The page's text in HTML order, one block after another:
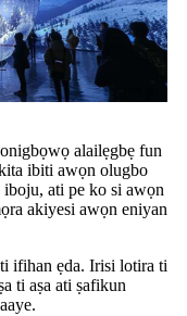
alailẹgbẹ fun
ibiti awọn olugbo
ati pe ko si awọn
akiyesi awọn eniyan
ifihan ẹda. Irisi lotira ti
ti aṣa ati ṣafikun